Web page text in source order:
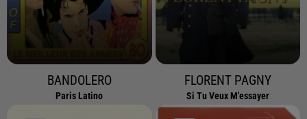
BANDOLERO
Paris Latino
FLORENT PAGNY
Si Tu Veux M'essayer